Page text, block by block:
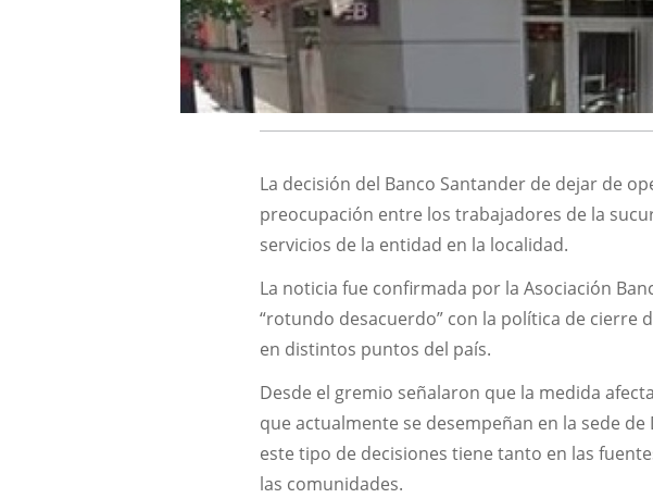
La decisión del Banco Santander de dejar de
preocupación entre los trabajadores de la
servicios de la entidad en la localidad.
La noticia fue confirmada por la Asociación
“rotundo desacuerdo” con la política de cierre
en distintos puntos del país.
Desde el gremio señalaron que la medida
que actualmente se desempeñan en la sede
este tipo de decisiones tiene tanto en las
las comunidades.